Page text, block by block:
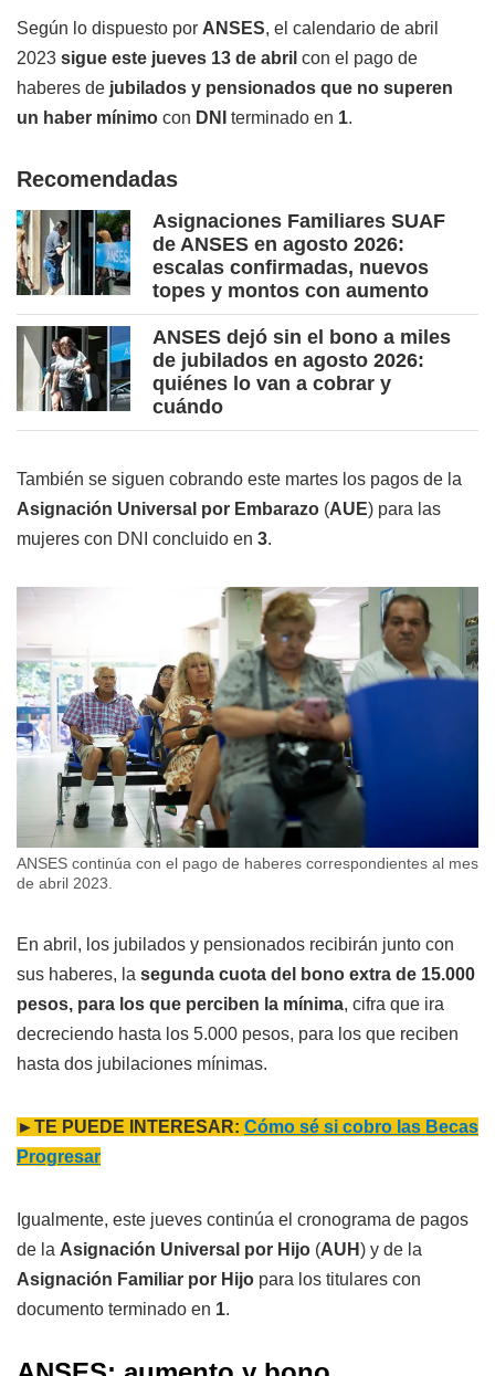
Según lo dispuesto por ANSES, el calendario de abril
2023 sigue este jueves 13 de abril con el pago de
haberes de jubilados y pensionados que no superen
un haber mínimo con DNI terminado en 1.
Recomendadas
Asignaciones Familiares SUAF
de ANSES en agosto 2026:
escalas confirmadas, nuevos
topes y montos con aumento
ANSES dejó sin el bono a miles
de jubilados en agosto 2026:
quiénes lo van a cobrar y
cuándo
También se siguen cobrando este martes los pagos de la
Asignación Universal por Embarazo (AUE) para las
mujeres con DNI concluido en 3.
ANSES continúa con el pago de haberes correspondientes al mes
de abril 2023.
En abril, los jubilados y pensionados recibirán junto con
sus haberes, la segunda cuota del bono extra de 15.000
pesos, para los que perciben la mínima, cifra que ira
decreciendo hasta los 5.000 pesos, para los que reciben
hasta dos jubilaciones mínimas.
►TE PUEDE INTERESAR: Cómo sé si cobro las Becas
Progresar
Igualmente, este jueves continúa el cronograma de pagos
de la Asignación Universal por Hijo (AUH) y de la
Asignación Familiar por Hijo para los titulares con
documento terminado en 1.